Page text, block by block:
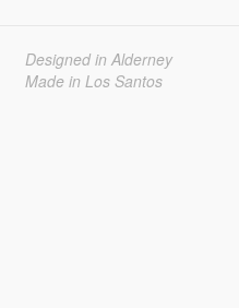
Designed in Alderney
Made in Los Santos